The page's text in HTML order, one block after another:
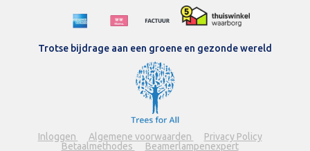
Trotse bijdrage aan een groene en gezonde wereld
Inloggen Algemene voorwaarden
Privacy Policy
Betaalmethodes
Beamerlampenexpert